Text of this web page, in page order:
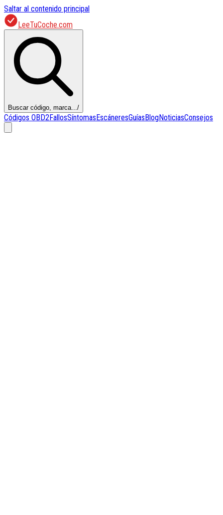
Saltar al contenido principal
LeeTuCoche.com
Buscar código, marca.../
Códigos OBD2FallosSíntomasEscáneresGuíasBlogNoticiasConsejos